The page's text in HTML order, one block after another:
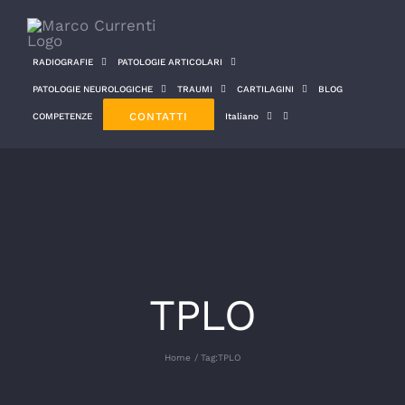
contenuto
RADIOGRAFIE PATOLOGIE ARTICOLARI
PATOLOGIE NEUROLOGICHE TRAUMI CARTILAGINI BLOG
COMPETENZE CONTATTI Italiano
TPLO
Home Tag:TPLO